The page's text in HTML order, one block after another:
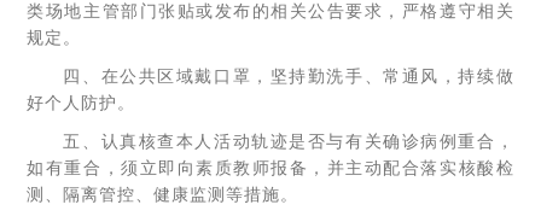
类场地主管部门张贴或发布的相关公告要求，严格遵守相关
规定。
四、在公共区域戴口罩，坚持勤洗手、常通风，持续做
好个人防护。
五、认真核查本人活动轨迹是否与有关确诊病例重合，
如有重合，须立即向素质教师报备，并主动配合落实核酸检
测、隔离管控、健康监测等措施。